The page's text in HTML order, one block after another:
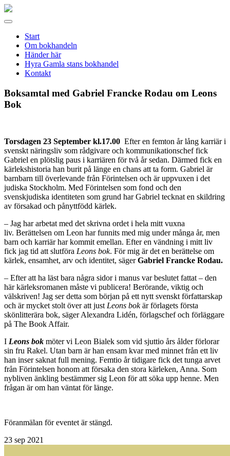
Gamla
Meny
Start
Om bokhandeln
Händer här
Hyra Gamla stans bokhandel
Kontakt
Boksamtal med Gabriel Francke Rodau om Leons
Bok
Torsdagen 23 September kl.17.00 Efter en femton år lång karriär i
svenskt näringsliv som rådgivare och kommunikationschef fick
Gabriel en plötslig paus i karriären för två år sedan. Därmed fick en
kärlekshistoria han burit på länge en chans att ta form. Gabriel är
barnbarn till överlevande från Förintelsen och är uppvuxen i det
judiska Stockholm. Med Förintelsen som fond och den
svenskjudiska identiteten som grund harGabriel tecknat en skildring
av försakad och pånyttfödd kärlek.
– Jag har arbetat med det skrivna ordet i hela mitt vuxna
liv. Berättelsen om Leon har funnits med mig under många år, men
barn och karriär har kommit emellan. Efter en vändning i mitt liv
fick jag tid att slutföra Leons bok. För mig är det en berättelse om
kärlek, ensamhet, arv och identitet, sägerGabriel Francke Rodau.
– Efter att ha läst bara några sidor i manus var beslutet fattat – den
här kärleksromanen måste vi publicera! Berörande, viktig och
välskriven! Jag ser detta som början på ett nytt svenskt författarskap
och är mycket stolt över att justLeons bokär förlagets första
skönlitterära bok, säger Alexandra Lidén, förlagschef och förläggare
på The Book Affair.
I Leons bok möter vi Leon Bialek som vid sjuttio års ålder förlorar
sin fru Rakel. Utan barn är han ensam kvar med minnet från ett liv
han inser saknat full mening. Femtio år tidigare fick det tunga arvet
från Förintelsen honom att försaka den stora kärleken, Anna. Som
nybliven änkling bestämmer sig Leon för att söka upp henne. Men
frågan är om han väntat för länge.
Föranmälan för eventet är stängd.
23 sep 2021